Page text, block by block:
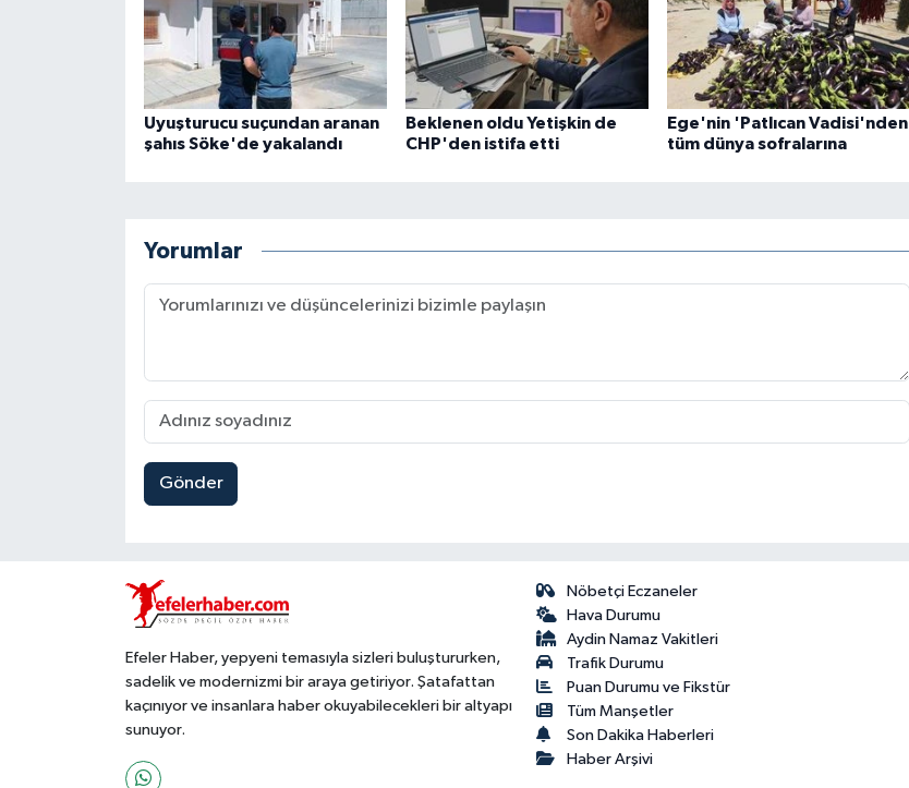
Uyuşturucu suçundan aranan
şahıs Söke'de yakalandı
Beklenen oldu Yetişkin de
CHP'den istifa etti
Ege'nin 'Patlıcan Vadisi'nden
tüm dünya sofralarına
Yorumlar
Gönder
Efeler Haber, yepyeni temasıyla sizleri buluştururken,
sadelik ve modernizmi bir araya getiriyor. Şatafattan
kaçınıyor ve insanlara haber okuyabilecekleri bir altyapı
sunuyor.
Nöbetçi Eczaneler
Hava Durumu
Aydin Namaz Vakitleri
Trafik Durumu
Puan Durumu ve Fikstür
Tüm Manşetler
Son Dakika Haberleri
Haber Arşivi